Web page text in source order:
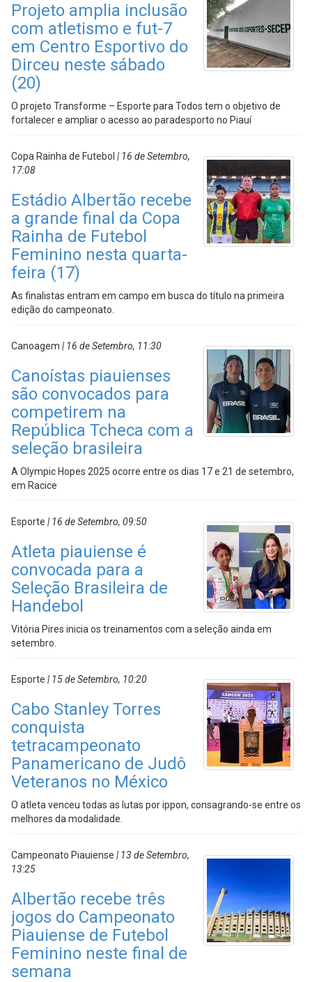
Projeto amplia inclusão
com atletismo e fut-7
em Centro Esportivo do
Dirceu neste sábado
(20)
O projeto Transforme – Esporte para Todos tem o objetivo de
fortalecer e ampliar o acesso ao paradesporto no Piauí
Copa Rainha de Futebol | 16 de Setembro,
17:08
Estádio Albertão recebe
a grande final da Copa
Rainha de Futebol
Feminino nesta quarta-
feira (17)
As finalistas entram em campo em busca do título na primeira
edição do campeonato.
Canoagem | 16 de Setembro, 11:30
Canoístas piauienses
são convocados para
competirem na
República Tcheca com a
seleção brasileira
A Olympic Hopes 2025 ocorre entre os dias 17 e 21 de setembro,
em Racice
Esporte | 16 de Setembro, 09:50
Atleta piauiense é
convocada para a
Seleção Brasileira de
Handebol
Vitória Pires inicia os treinamentos com a seleção ainda em
setembro.
Esporte | 15 de Setembro, 10:20
Cabo Stanley Torres
conquista
tetracampeonato
Panamericano de Judô
Veteranos no México
O atleta venceu todas as lutas por ippon, consagrando-se entre os
melhores da modalidade.
Campeonato Piauiense | 13 de Setembro,
13:25
Albertão recebe três
jogos do Campeonato
Piauiense de Futebol
Feminino neste final de
semana